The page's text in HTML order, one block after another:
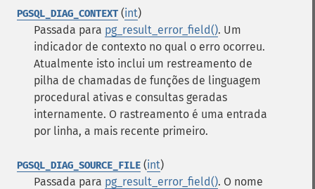
PGSQL_DIAG_CONTEXT (int)
Passada para pg_result_error_field(). Um
indicador de contexto no qual o erro ocorreu.
Atualmente isto inclui um restreamento de
pilha de chamadas de funções de linguagem
procedural ativas e consultas geradas
internamente. O rastreamento é uma entrada
por linha, a mais recente primeiro.
PGSQL_DIAG_SOURCE_FILE (int)
Passada para pg_result_error_field(). O nome